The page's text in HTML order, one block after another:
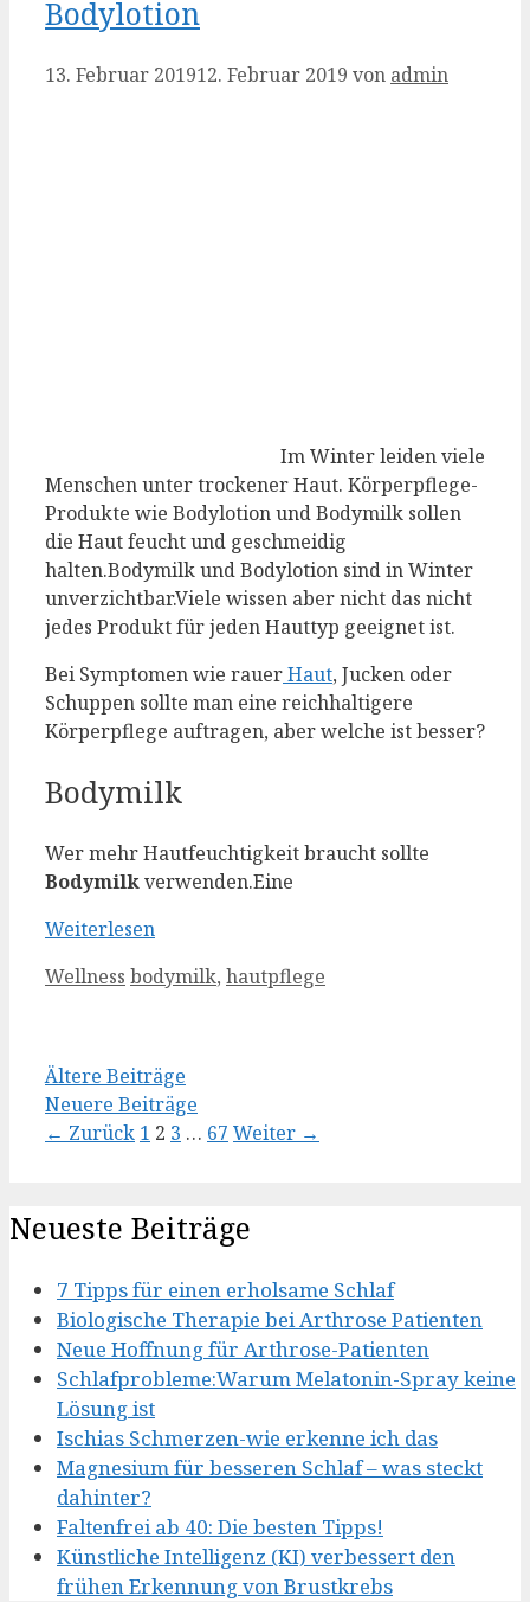
Bodylotion
13. Februar 201912. Februar 2019 von admin
Im Winter leiden viele
Menschen unter trockener Haut. Körperpflege-
Produkte wie Bodylotion und Bodymilk sollen
die Haut feucht und geschmeidig
halten.Bodymilk und Bodylotion sind in Winter
unverzichtbar.Viele wissen aber nicht das nicht
jedes Produkt für jeden Hauttyp geeignet ist.
Bei Symptomen wie rauerHaut, Jucken oder
Schuppen sollte man eine reichhaltigere
Körperpflege auftragen, aber welche ist besser?
Bodymilk
Wer mehr Hautfeuchtigkeit braucht sollte
Bodymilkverwenden.Eine
Weiterlesen
Kategorien
Wellness Schlagwörter
bodymilk, hautpflege
Ältere Beiträge
Neuere Beiträge
← Zurück Seite
1 Seite
2 Seite
3 … Seite
67 Weiter →
Neueste Beiträge
7 Tipps für einen erholsame Schlaf
Biologische Therapie bei Arthrose Patienten
Neue Hoffnung für Arthrose-Patienten
Schlafprobleme:Warum Melatonin-Spray keine
Lösung ist
Ischias Schmerzen-wie erkenne ich das
Magnesium für besseren Schlaf – was steckt
dahinter?
Faltenfrei ab 40: Die besten Tipps!
Künstliche Intelligenz (KI) verbessert den
frühen Erkennung von Brustkrebs